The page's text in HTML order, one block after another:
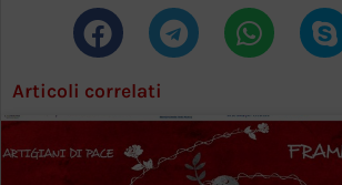
Articoli correlati